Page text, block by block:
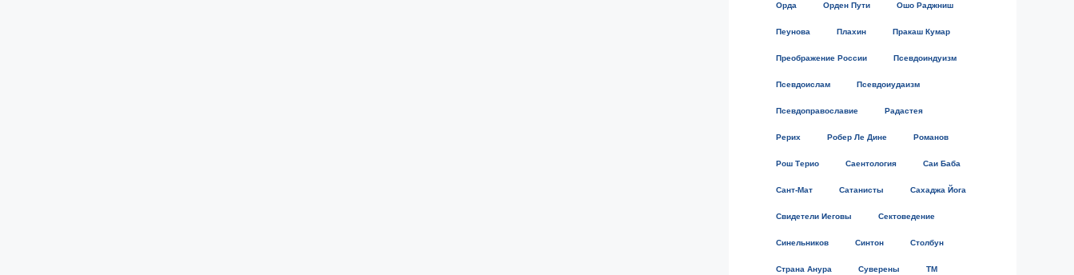
Орда Орден Пути Ошо Раджниш
Пеунова Плахин Пракаш Кумар
Преображение России Псевдоиндуизм
Псевдоислам Псевдоиудаизм
Псевдоправославие Радастея
Рерих Робер Ле Дине Романов
Рош Терио Саентология Саи Баба
Сант-Мат Сатанисты Сахаджа Йога
Свидетели Иеговы Сектоведение
Синельников Синтон Столбун
Страна Анура Суверены ТМ